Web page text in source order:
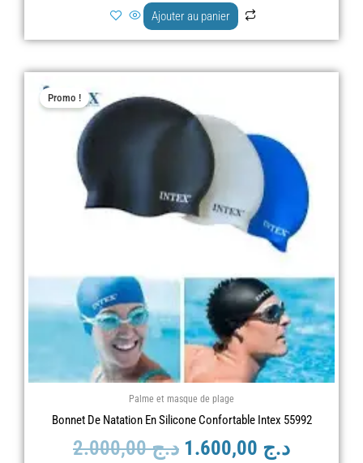
Ajouter au panier
Promo !
Palme et masque de plage
Bonnet De Natation En Silicone Confortable Intex 55992
د.ج2.000,00
prix
initial
était :
د.ج
est :